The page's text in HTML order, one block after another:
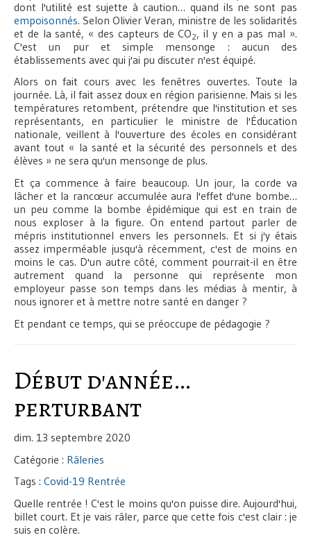
dont l'utilité est sujette à caution… quand ils ne sont pas
empoisonnés. Selon Olivier Veran, ministre de les solidarités
et de la santé, « des capteurs de CO2, il y en a pas mal ».
C'est un pur et simple mensonge : aucun des
établissements avec qui j'ai pu discuter n'est équipé.
Alors on fait cours avec les fenêtres ouvertes. Toute la
journée. Là, il fait assez doux en région parisienne. Mais si les
températures retombent, prétendre que l'institution et ses
représentants, en particulier le ministre de l'Éducation
nationale, veillent à l'ouverture des écoles en considérant
avant tout « la santé et la sécurité des personnels et des
élèves » ne sera qu'un mensonge de plus.
Et ça commence à faire beaucoup. Un jour, la corde va
lâcher et la rancœur accumulée aura l'effet d'une bombe…
un peu comme la bombe épidémique qui est en train de
nous exploser à la figure. On entend partout parler de
mépris institutionnel envers les personnels. Et si j'y étais
assez imperméable jusqu'à récemment, c'est de moins en
moins le cas. D'un autre côté, comment pourrait-il en être
autrement quand la personne qui représente mon
employeur passe son temps dans les médias à mentir, à
nous ignorer et à mettre notre santé en danger ?
Et pendant ce temps, qui se préoccupe de pédagogie ?
Début d'année…
perturbant
dim. 13 septembre 2020
Catégorie : Râleries
Tags : Covid-19 Rentrée
Quelle rentrée ! C'est le moins qu'on puisse dire. Aujourd'hui,
billet court. Et je vais râler, parce que cette fois c'est clair : je
suis en colère.